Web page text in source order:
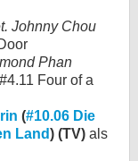
Johnny Chou
Phan
Four of a
(#10.06 Die
Land) (TV) als